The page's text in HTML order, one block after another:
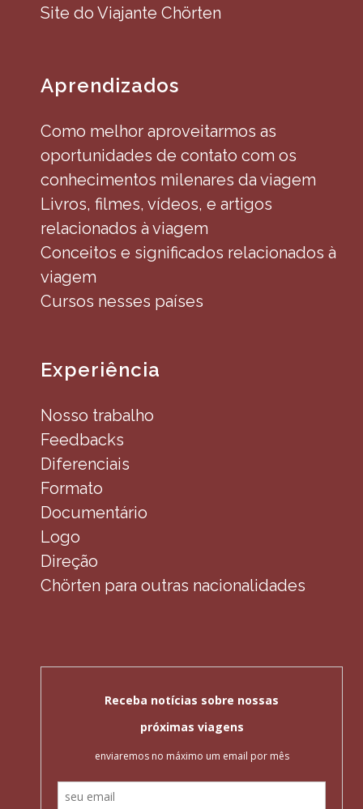
Site do Viajante Chörten
Aprendizados
Como melhor aproveitarmos as
oportunidades de contato com os
conhecimentos milenares da viagem
Livros, filmes, vídeos, e artigos
relacionados à viagem
Conceitos e significados relacionados à
viagem
Cursos nesses países
Experiência
Nosso trabalho
Feedbacks
Diferenciais
Formato
Documentário
Logo
Direção
Chörten para outras nacionalidades